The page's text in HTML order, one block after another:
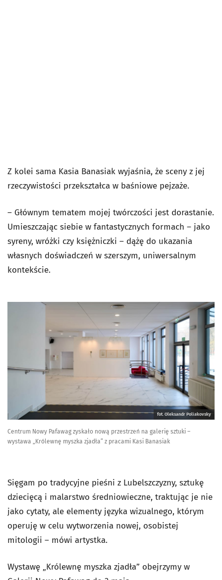
Z kolei sama Kasia Banasiak wyjaśnia, że sceny z jej
rzeczywistości przekształca w baśniowe pejzaże.
– Głównym tematem mojej twórczości jest dorastanie.
Umieszczając siebie w fantastycznych formach – jako
syreny, wróżki czy księżniczki – dążę do ukazania
własnych doświadczeń w szerszym, uniwersalnym
kontekście.
fot. Oleksandr Poliakovsky
Centrum Nowy Pafawag zyskało nową przestrzeń na galerię sztuki –
wystawa „Królewnę myszka zjadła” z pracami Kasi Banasiak
Sięgam po tradycyjne pieśni z Lubelszczyzny, sztukę
dziecięcą i malarstwo średniowieczne, traktując je nie
jako cytaty, ale elementy języka wizualnego, którym
operuję w celu wytworzenia nowej, osobistej
mitologii – mówi artystka.
Wystawę „Królewnę myszka zjadła” obejrzymy w